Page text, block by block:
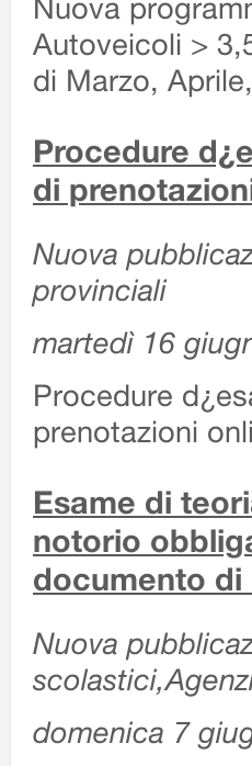
Nuova
Autoveicoli >
di Marzo,
Procedure
di
Nuova
provinciali
martedì 16
Procedure
prenotazioni
Esame di
notorio
documento di
Nuova
domenica 7